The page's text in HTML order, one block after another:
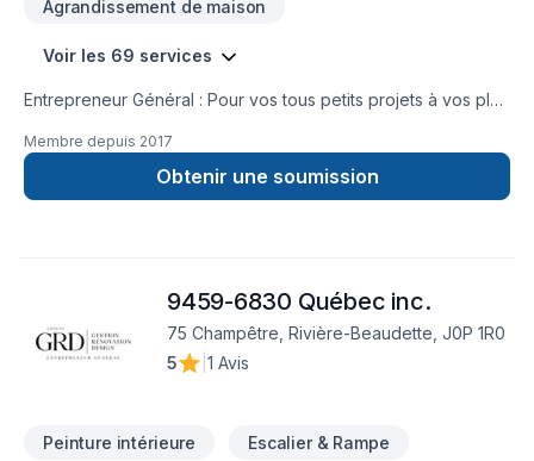
Agrandissement de maison
Voir les 69 services
Entrepreneur Général : Pour vos tous petits projets à vos plus
de réalisez vos travaux tout en restant à votre
écoute. Service personnalisé !
Membre depuis 2017
Obtenir une soumission
9459-6830 Québec inc.
75 Champêtre, Rivière-Beaudette, J0P 1R0
5
1 Avis
Peinture intérieure Escalier & Rampe